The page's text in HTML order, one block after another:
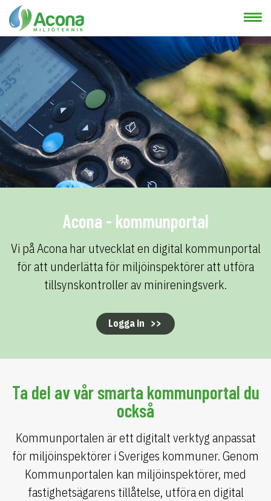
Acona - kommunportal
Vi på Acona har utvecklat en digital kommunportal
för att underlätta för miljöinspektörer att utföra
tillsynskontroller av minireningsverk.
Logga in
Ta del av vår smarta kommunportal du
också
Kommunportalen är ett digitalt verktyg anpassat
för miljöinspektörer i Sveriges kommuner. Genom
Kommunportalen kan miljöinspektörer, med
fastighetsägarens tillåtelse, utföra en digital